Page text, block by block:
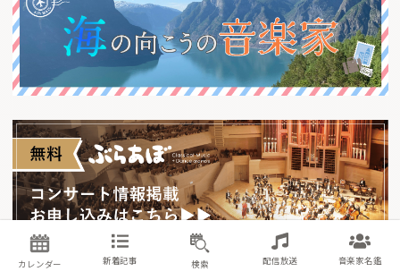
カレンダー 新着記事 検索 配信放送 音楽家名鑑